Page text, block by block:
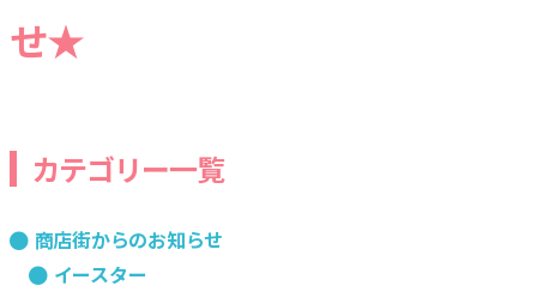
街
協
せ★
カテゴリー一覧
商店街からのお知らせ
イースター